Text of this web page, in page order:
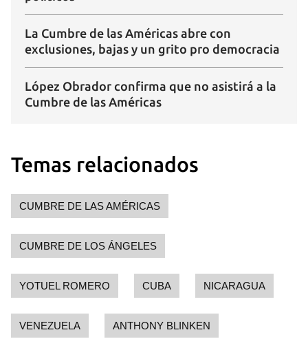
La Cumbre de las Américas abre con
exclusiones, bajas y un grito pro democracia
López Obrador confirma que no asistirá a la
Cumbre de las Américas
Temas relacionados
CUMBRE DE LAS AMÉRICAS
CUMBRE DE LOS ÁNGELES
YOTUEL ROMERO CUBA NICARAGUA
VENEZUELA ANTHONY BLINKEN